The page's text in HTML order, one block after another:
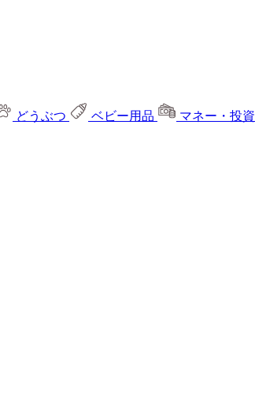
どうぶつ ベビー用品 マネー・投資